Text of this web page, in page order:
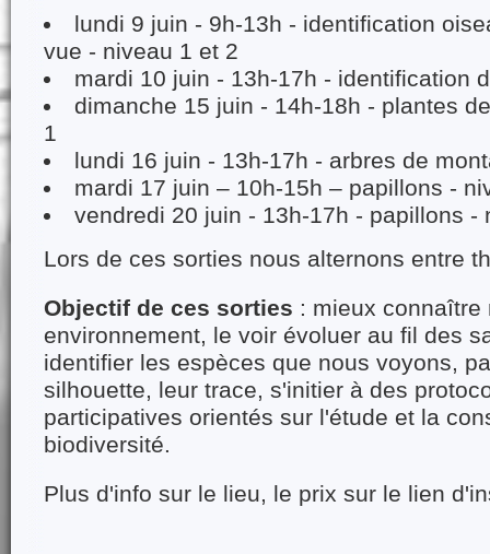
lundi 9 juin - 9h-13h - identification
vue - niveau 1 et 2
mardi 10 juin - 13h-17h - identification
dimanche 15 juin - 14h-18h - plantes
1
lundi 16 juin - 13h-17h - arbres de
mardi 17 juin – 10h-15h – papillons -
vendredi 20 juin - 13h-17h - papillons -
Lors de ces sorties nous alternons entre
Objectif de ces sorties : mieux connaître
environnement, le voir évoluer au fil des
identifier les espèces que nous voyons,
silhouette, leur trace, s'initier à des
participatives orientés sur l'étude et la
biodiversité.
Plus d'info sur le lieu, le prix sur le lien